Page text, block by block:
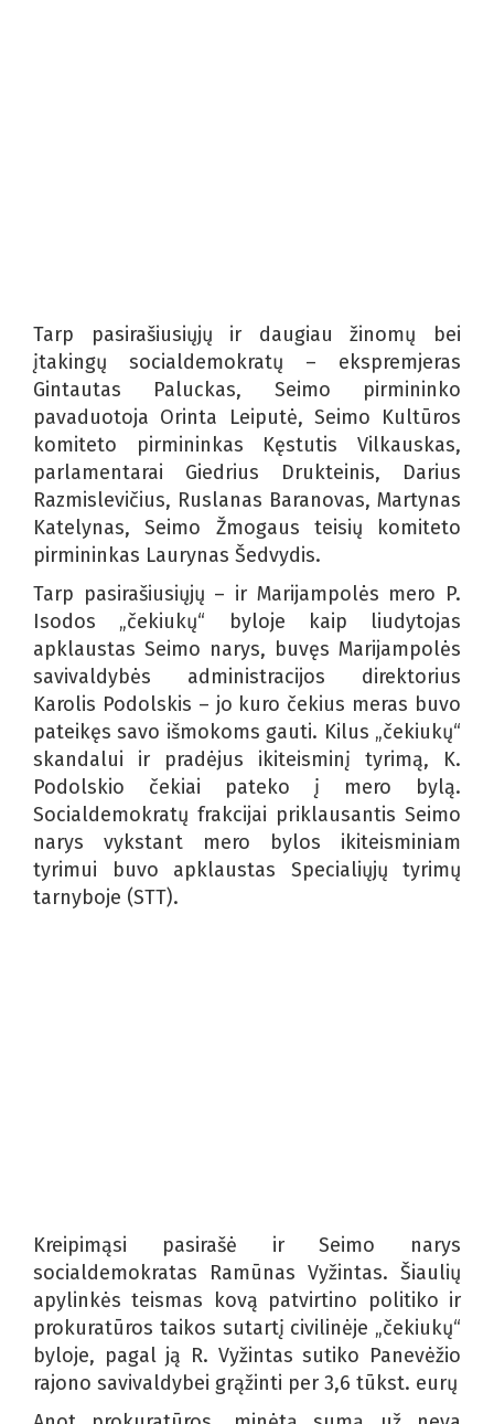
Tarp pasirašiusiųjų ir daugiau žinomų bei
įtakingų socialdemokratų – ekspremjeras
Gintautas Paluckas, Seimo pirmininko
pavaduotoja Orinta Leiputė, Seimo Kultūros
komiteto pirmininkas Kęstutis Vilkauskas,
parlamentarai Giedrius Drukteinis, Darius
Razmislevičius, Ruslanas Baranovas, Martynas
Katelynas, Seimo Žmogaus teisių komiteto
pirmininkas Laurynas Šedvydis.
Tarp pasirašiusiųjų – ir Marijampolės mero P.
Isodos „čekiukų“ byloje kaip liudytojas
apklaustas Seimo narys, buvęs Marijampolės
savivaldybės administracijos direktorius
Karolis Podolskis – jo kuro čekius meras buvo
pateikęs savo išmokoms gauti. Kilus „čekiukų“
skandalui ir pradėjus ikiteisminį tyrimą, K.
Podolskio čekiai pateko į mero bylą.
Socialdemokratų frakcijai priklausantis Seimo
narys vykstant mero bylos ikiteisminiam
tyrimui buvo apklaustas Specialiųjų tyrimų
tarnyboje (STT).
Kreipimąsi pasirašė ir Seimo narys
socialdemokratas Ramūnas Vyžintas. Šiaulių
apylinkės teismas kovą patvirtino politiko ir
prokuratūros taikos sutartį civilinėje „čekiukų“
byloje, pagal ją R. Vyžintas sutiko Panevėžio
rajono savivaldybei grąžinti per 3,6 tūkst. eurų